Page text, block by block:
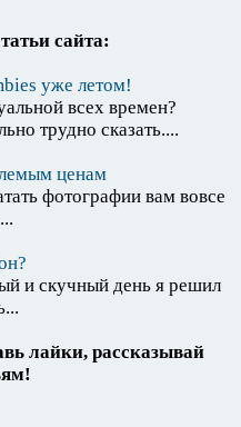
сайта:
уже летом!
всех времен?
трудно сказать....
ценам
фотографии вам вовсе
и скучный день я решил
лайки, рассказывай